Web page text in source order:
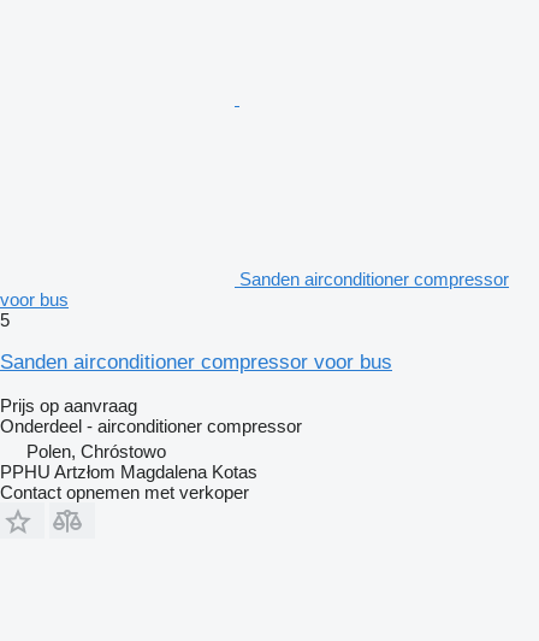
Sanden airconditioner compressor
voor bus
5
Sanden airconditioner compressor voor bus
Prijs op aanvraag
Onderdeel - airconditioner compressor
Polen, Chróstowo
PPHU Artzłom Magdalena Kotas
Contact opnemen met verkoper